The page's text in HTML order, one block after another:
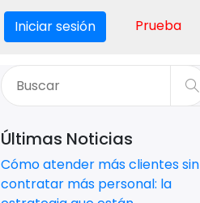
Iniciar sesión Prueba
Últimas Noticias
Cómo atender más clientes sin
contratar más personal: la